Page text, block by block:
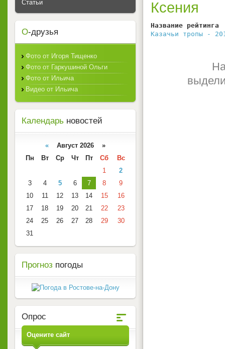
Ксения
Название
Казачьи тропы -
Статьи
О-друзья
Фото от Игоря Тищенко
Фото от Гаркушиной Ольги
Фото от Ильича
Видео от Ильича
Календарь новостей
« Август 2026 »
Пн
Вт Ср Чт Пт Сб
Вс
1
2
3
4 5 6 7 8
9
10
11 12 13 14 15
16
17
18 19 20 21 22
23
24
25 26 27 28 29
30
31
Прогноз погоды
Опрос
Оцените сайт